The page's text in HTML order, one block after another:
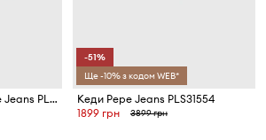
Замшеві сандалі Pepe Jeans PLS90657
-51%
Ще -10% з кодом WEB*
Кеди Pepe Jeans PLS31554
1899 грн
3899 грн